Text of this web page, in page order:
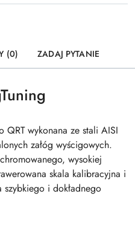
(0) ZADAJ PYTANIE
wykonana ze stali AISI
załóg wyścigowych.
wysokiej
skala kalibracyjna i
i dokładnego